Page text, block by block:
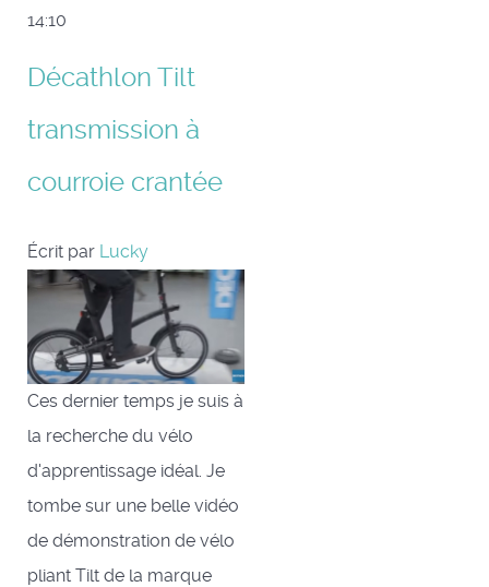
14:10
Décathlon Tilt
transmission à
courroie crantée
Écrit par Lucky
Ces dernier temps je suis à
la recherche du vélo
d'apprentissage idéal. Je
tombe sur une belle vidéo
de démonstration de vélo
pliant Tilt de la marque